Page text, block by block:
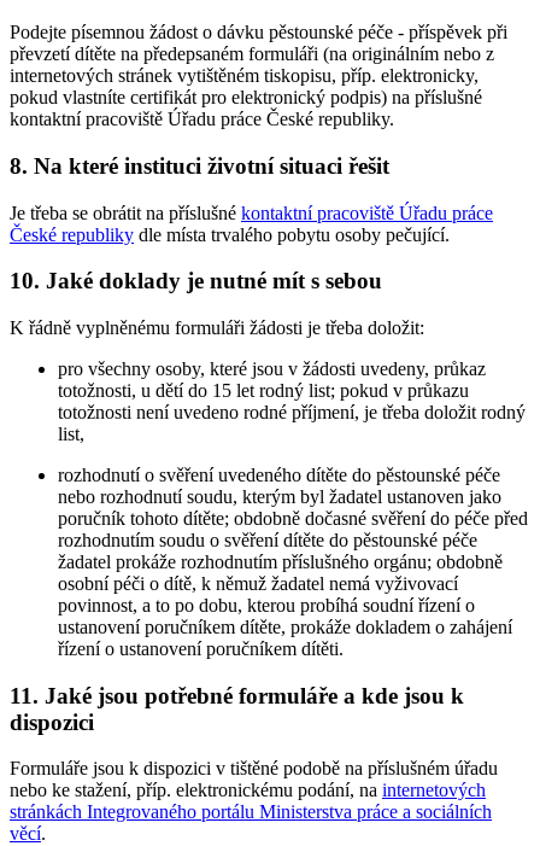
Podejte písemnou žádost o dávku pěstounské péče - příspěvek při
převzetí dítěte na předepsaném formuláři (na originálním nebo z
internetových stránek vytištěném tiskopisu, příp. elektronicky,
pokud vlastníte certifikát pro elektronický podpis) na příslušné
kontaktní pracoviště Úřadu práce České republiky.
8. Na které instituci životní situaci řešit
Je třeba se obrátit na příslušné kontaktní pracoviště Úřadu práce
České republiky dle místa trvalého pobytu osoby pečující.
10. Jaké doklady je nutné mít s sebou
K řádně vyplněnému formuláři žádosti je třeba doložit:
pro všechny osoby, které jsou v žádosti uvedeny, průkaz
totožnosti, u dětí do 15 let rodný list; pokud v průkazu
totožnosti není uvedeno rodné příjmení, je třeba doložit rodný
list,
rozhodnutí o svěření uvedeného dítěte do pěstounské péče
nebo rozhodnutí soudu, kterým byl žadatel ustanoven jako
poručník tohoto dítěte; obdobně dočasné svěření do péče před
rozhodnutím soudu o svěření dítěte do pěstounské péče
žadatel prokáže rozhodnutím příslušného orgánu; obdobně
osobní péči o dítě, k němuž žadatel nemá vyživovací
povinnost, a to po dobu, kterou probíhá soudní řízení o
ustanovení poručníkem dítěte, prokáže dokladem o zahájení
řízení o ustanovení poručníkem dítěti.
11. Jaké jsou potřebné formuláře a kde jsou k
dispozici
Formuláře jsou k dispozici v tištěné podobě na příslušném úřadu
nebo ke stažení, příp. elektronickému podání, na internetových
stránkách Integrovaného portálu Ministerstva práce a sociálních
věcí.